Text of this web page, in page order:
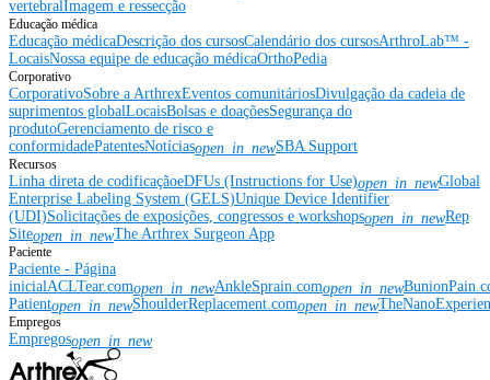
vertebralImagem e ressecção
Educação médica
Educação médicaDescrição dos cursosCalendário dos cursosArthroLab™ -
LocaisNossa equipe de educação médicaOrthoPedia
Corporativo
CorporativoSobre a ArthrexEventos comunitáriosDivulgação da cadeia de
suprimentos globalLocaisBolsas e doaçõesSegurança do
produtoGerenciamento de risco e
conformidadePatentesNotíciasopen_in_newSBA Support
Recursos
Linha direta de codificaçãoeDFUs (Instructions for Use)open_in_newGlobal
Enterprise Labeling System (GELS)Unique Device Identifier
(UDI)Solicitações de exposições, congressos e workshopsopen_in_newRep
Siteopen_in_newThe Arthrex Surgeon App
Paciente
Paciente - Página
inicialACLTear.comopen_in_newAnkleSprain.comopen_in_new
Patientopen_in_newShoulderReplacement.comopen_in_new
Empregos
Empregosopen_in_new